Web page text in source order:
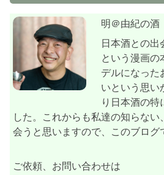
明＠由紀の酒
日本酒との出
という漫画の
デルになった
いという思い
り日本酒の特
した。これからも私達の知らない
会うと思いますので、このブログ
ご依頼、お問い合わせは